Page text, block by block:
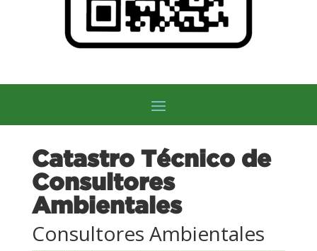
Catastro Técnico de
Consultores
Ambientales
Consultores Ambientales